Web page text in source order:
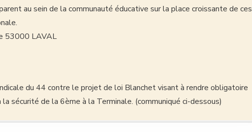
au sein de la communauté éducative sur la place croissante de ces
53000 LAVAL
du 44 contre le projet de loi Blanchet visant à rendre obligatoire
sécurité de la 6ème à la Terminale. (communiqué ci-dessous)